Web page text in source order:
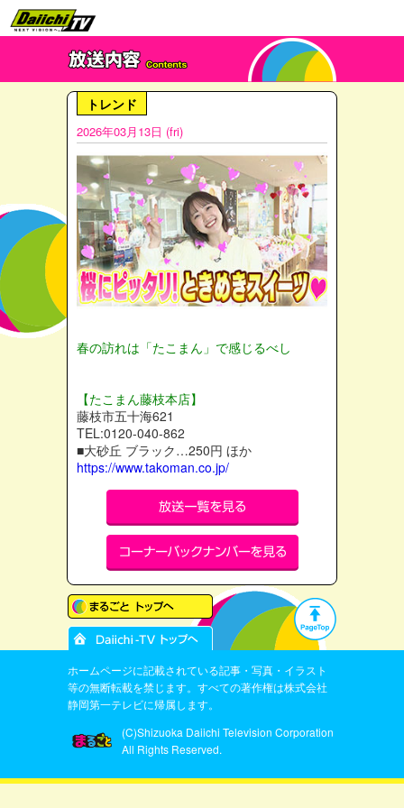
トレンド
2026年03月13日 (fri)
春の訪れは「たこまん」で感じるべし
【たこまん藤枝本店】
藤枝市五十海621
TEL:0120-040-862
■大砂丘 ブラック…250円 ほか
https://www.takoman.co.jp/
ホームページに記載されている記事・写真・イラスト
等の無断転載を禁じます。すべての著作権は株式会社
静岡第一テレビに帰属します。
(C)Shizuoka Daiichi Television Corporation
All Rights Reserved.